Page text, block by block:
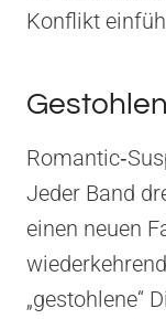
Konflikt
Jeder Band
einen neuen
„gestohlene“